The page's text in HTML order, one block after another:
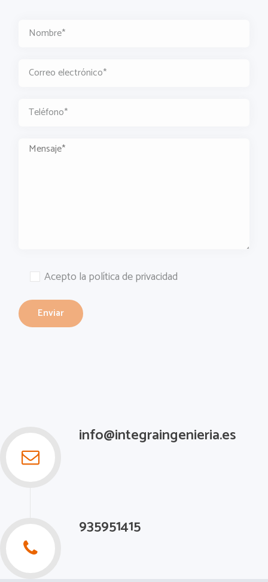
Acepto la política de privacidad
info@integraingenieria.es
935951415